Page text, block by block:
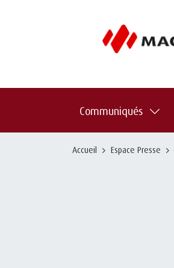
Communiqués
Accueil Espace Presse